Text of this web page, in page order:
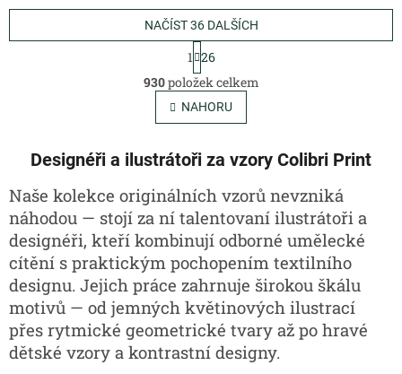
O
v
l
á
a
í
r
v
k
y
v
ý
p
i
s
NAČÍST 36 DALŠÍCH
S
t
r
á
n
k
v
á
n
í
1 26
930položek celkem
NAHORU
Designéři a ilustrátoři za vzory Colibri Print
Naše kolekce originálních vzorů nevzniká
náhodou — stojí za ní talentovaní ilustrátoři a
designéři, kteří kombinují odborné umělecké
cítění s praktickým pochopením textilního
designu. Jejich práce zahrnuje širokou škálu
motivů — od jemných květinových ilustrací
přes rytmické geometrické tvary až po hravé
dětské vzory a kontrastní designy.